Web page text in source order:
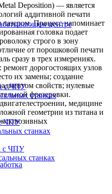
центре
с ЧПУ
станках
с ЧПУ
станках
с ЧПУ
станках
Deposition) — является
аддитивной печати
Процесс напоминает
головка подает
строго в зону
от порошковой печати
сразу в трех измерениях.
дорогостоящих узлов
их замены; создание
свойств; нулевые
фрезеровки.
медицине
геометрии из титана и